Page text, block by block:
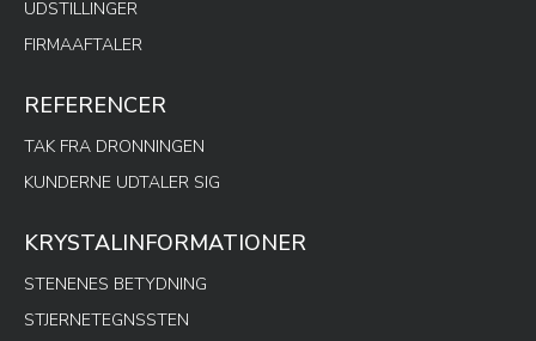
UDSTILLINGER
FIRMAAFTALER
REFERENCER
TAK FRA DRONNINGEN
KUNDERNE UDTALER SIG
KRYSTALINFORMATIONER
STENENES BETYDNING
STJERNETEGNSSTEN